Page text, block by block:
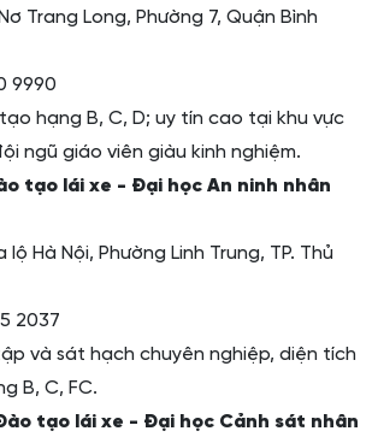
Trang Long, Phường 7, Quận Bình
9990
hạng B, C, D; uy tín cao tại khu vực
ngũ giáo viên giàu kinh nghiệm.
tạo lái xe - Đại học An ninh nhân
lộ Hà Nội, Phường Linh Trung, TP. Thủ
2037
và sát hạch chuyên nghiệp, diện tích
B, C, FC.
tạo lái xe - Đại học Cảnh sát nhân